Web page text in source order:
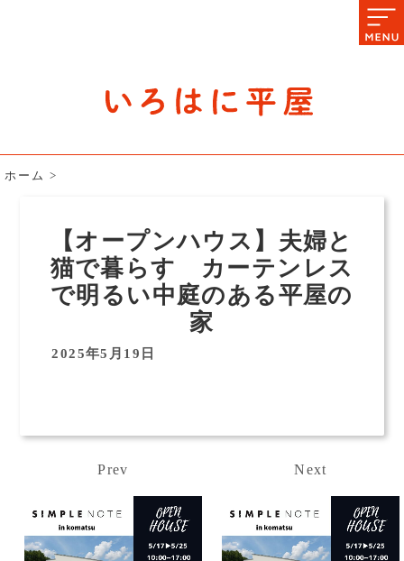
ホーム >
【オープンハウス】夫婦と
猫で暮らす カーテンレス
で明るい中庭のある平屋の
家
2025年5月19日
Prev Next